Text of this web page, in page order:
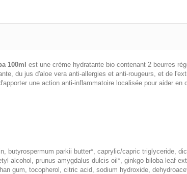
100ml est une crème hydratante bio contenant 2 beurres
du jus d'aloe vera anti-allergies et anti-rougeurs, et de
une action anti-inflammatoire localisée pour aider en
butyrospermum parkii butter*, caprylic/capric triglyceride,
alcohol, prunus amygdalus dulcis oil*, ginkgo biloba leaf
gum, tocopherol, citric acid, sodium hydroxide,